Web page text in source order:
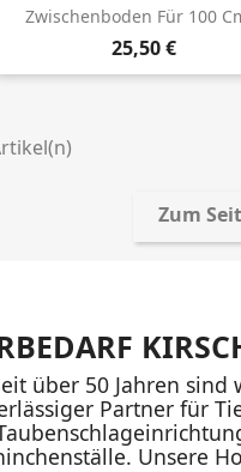
Zwischenboden Für 100
Preis
25,50 €
Zum
über 50 Jahren sind
Partner für
Unsere